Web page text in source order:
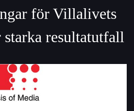
för Villalivets
resultatutfall